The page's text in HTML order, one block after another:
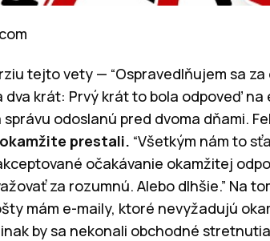
tejto vety — “Ospravedlňujem sa
dva krát: Prvý krát to bola odpoveď
odoslanú pred dvoma dňami.
okamžite prestali. “Všetkým nám to
očakávanie okamžitej
za rozumnú. Alebo dlhšie.” Na
mám e-maily, ktoré nevyžadujú
by sa nekonali obchodné